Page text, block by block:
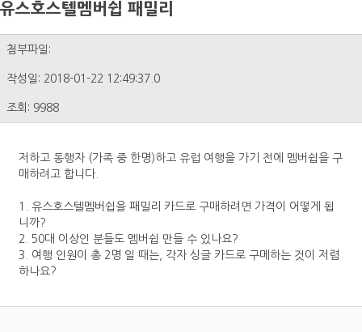
유스호스텔멤버쉽 패밀리
첨부파일:
작성일: 2018-01-22 12:49:37.0
조회: 9988
저하고 동행자 (가족 중 한명)하고 유럽 여행을 가기 전에 멤버쉽을 구
매하려고 합니다.
1. 유스호스텔멤버쉽을 패밀리 카드로 구매하려면 가격이 어떻게 됩
니까?
2. 50대 이상인 분들도 멤버쉽 만들 수 있나요?
3. 여행 인원이 총 2명 일 때는, 각자 싱글 카드로 구메하는 것이 저렴
하나요?